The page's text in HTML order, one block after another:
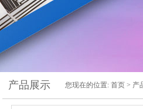
产品展示 您现在的位置: 首页 > 产